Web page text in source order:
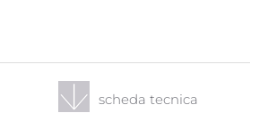
scheda tecnica